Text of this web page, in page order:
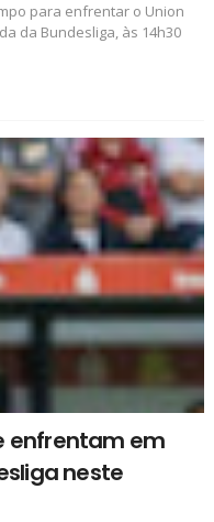
para enfrentar o Union
da Bundesliga, às 14h30
enfrentam em
neste